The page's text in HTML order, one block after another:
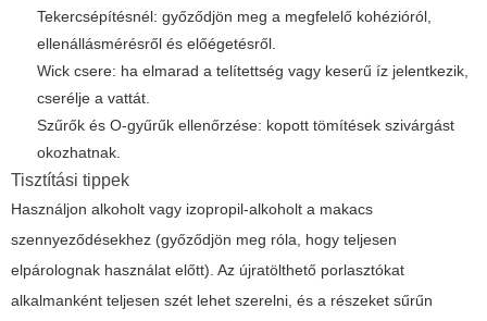
Tekercsépítésnél: győződjön meg a megfelelő kohézióról,
ellenállásmérésről és előégetésről.
Wick csere: ha elmarad a telítettség vagy keserű íz jelentkezik,
cserélje a vattát.
Szűrők és O‑gyűrűk ellenőrzése: kopott tömítések szivárgást
okozhatnak.
Tisztítási tippek
Használjon alkoholt vagy izopropil‑alkoholt a makacs
szennyeződésekhez (győződjön meg róla, hogy teljesen
elpárolognak használat előtt). Az újratölthető porlasztókat
alkalmanként teljesen szét lehet szerelni, és a részeket sűrűn